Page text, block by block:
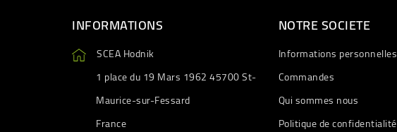
INFORMATIONS
SCEA Hodnik
1 place du 19 Mars 1962 45700 St-
Maurice-sur-Fessard
France
NOTRE SOCIETE
Informations personnelles
Commandes
Qui sommes nous
Politique de confidentialité